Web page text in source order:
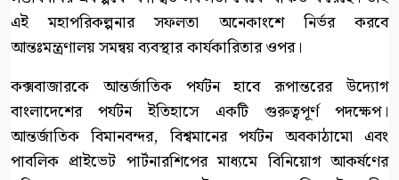
এই মহাপরিকল্পনার সফলতা অনেকাংশে নির্ভর করবে
আন্তঃমন্ত্রণালয় সমন্বয় ব্যবস্থার কার্যকারিতার ওপর।
কক্সবাজারকে আন্তর্জাতিক পর্যটন হাবে রূপান্তরের উদ্যোগ
বাংলাদেশের পর্যটন ইতিহাসে একটি গুরুত্বপূর্ণ পদক্ষেপ।
আন্তর্জাতিক বিমানবন্দর, বিশ্বমানের পর্যটন অবকাঠামো এবং
পাবলিক প্রাইভেট পার্টনারশিপের মাধ্যমে বিনিয়োগ আকর্ষণের